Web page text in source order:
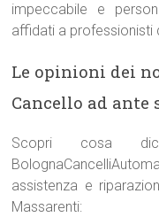
impeccabile e
affidati a professionisti
Le opinioni dei
Cancello ad ante
Scopri cosa
assistenza e
Massarenti: